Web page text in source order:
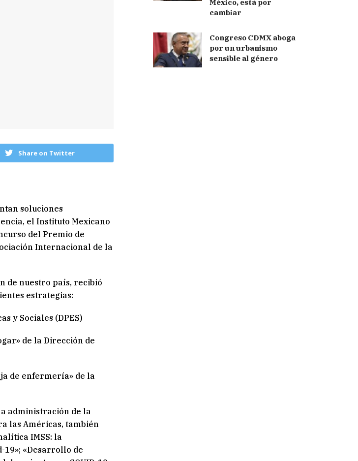
Share on Twitter
soluciones
el Instituto Mexicano
del Premio de
Internacional de la
de nuestro país, recibió
estrategias:
y Sociales (DPES)
de la Dirección de
de enfermería» de la
administración de la
las Américas, también
IMSS: la
19»; «Desarrollo de
México, está por
cambiar
Congreso CDMX aboga
por un urbanismo
sensible al género